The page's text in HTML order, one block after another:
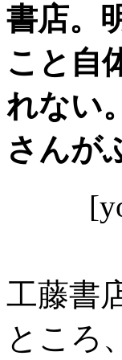
書店。
こと自
れない
さんが
工藤書
ところ